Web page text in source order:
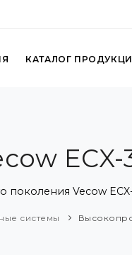
КАТАЛОГ
ECX-
поколения Vecow
системы